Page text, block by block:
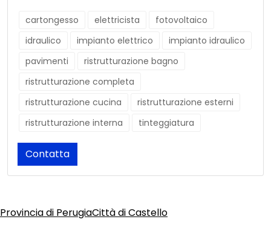
cartongesso elettricista
fotovoltaico
idraulico
impianto elettrico
impianto idraulico
pavimenti
ristrutturazione bagno
ristrutturazione completa
ristrutturazione cucina
ristrutturazione esterni
ristrutturazione interna
tinteggiatura
Contatta
Provincia di PerugiaCittà di Castello